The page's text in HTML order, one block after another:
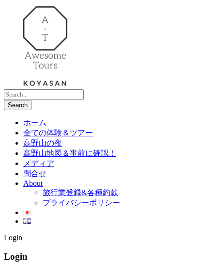
ホーム
全ての体験＆ツアー
高野山の夜
高野山地図＆事前に確認！
メディア
問合せ
About
旅行業登録&各種約款
プライバシーポリシー
Login
Login